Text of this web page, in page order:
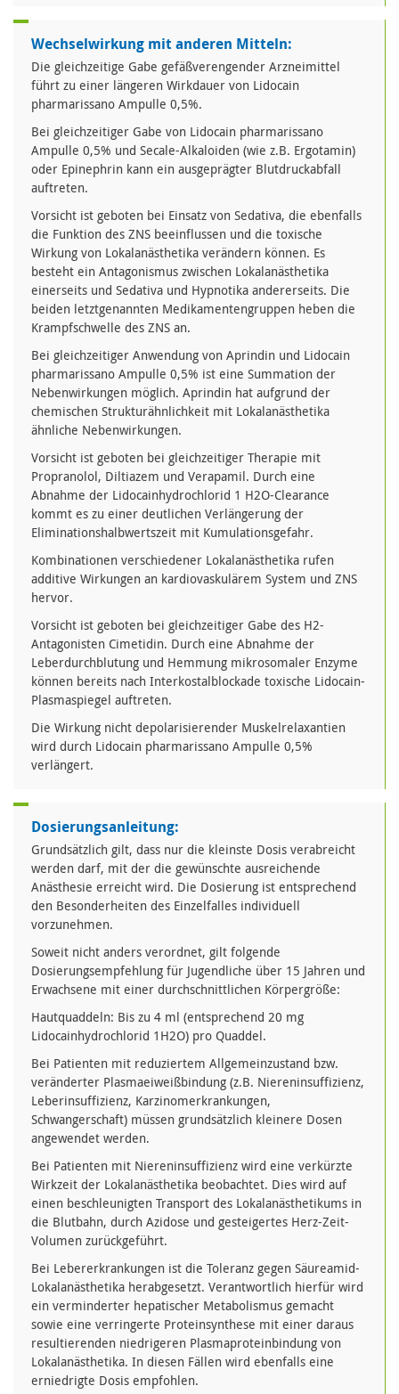
Wechselwirkung mit anderen Mitteln:
Die gleichzeitige Gabe gefäßverengender Arzneimittel
führt zu einer längeren Wirkdauer von Lidocain
pharmarissano Ampulle 0,5%.
Bei gleichzeitiger Gabe von Lidocain pharmarissano
Ampulle 0,5% und Secale-Alkaloiden (wie z.B. Ergotamin)
oder Epinephrin kann ein ausgeprägter Blutdruckabfall
auftreten.
Vorsicht ist geboten bei Einsatz von Sedativa, die ebenfalls
die Funktion des ZNS beeinflussen und die toxische
Wirkung von Lokalanästhetika verändern können. Es
besteht ein Antagonismus zwischen Lokalanästhetika
einerseits und Sedativa und Hypnotika andererseits. Die
beiden letztgenannten Medikamentengruppen heben die
Krampfschwelle des ZNS an.
Bei gleichzeitiger Anwendung von Aprindin und Lidocain
pharmarissano Ampulle 0,5% ist eine Summation der
Nebenwirkungen möglich. Aprindin hat aufgrund der
chemischen Strukturähnlichkeit mit Lokalanästhetika
ähnliche Nebenwirkungen.
Vorsicht ist geboten bei gleichzeitiger Therapie mit
Propranolol, Diltiazem und Verapamil. Durch eine
Abnahme der Lidocainhydrochlorid 1 H2O-Clearance
kommt es zu einer deutlichen Verlängerung der
Eliminationshalbwertszeit mit Kumulationsgefahr.
Kombinationen verschiedener Lokalanästhetika rufen
additive Wirkungen an kardiovaskulärem System und ZNS
hervor.
Vorsicht ist geboten bei gleichzeitiger Gabe des H2-
Antagonisten Cimetidin. Durch eine Abnahme der
Leberdurchblutung und Hemmung mikrosomaler Enzyme
können bereits nach Interkostalblockade toxische Lidocain-
Plasmaspiegel auftreten.
Die Wirkung nicht depolarisierender Muskelrelaxantien
wird durch Lidocain pharmarissano Ampulle 0,5%
verlängert.
Dosierungsanleitung:
Grundsätzlich gilt, dass nur die kleinste Dosis verabreicht
werden darf, mit der die gewünschte ausreichende
Anästhesie erreicht wird. Die Dosierung ist entsprechend
den Besonderheiten des Einzelfalles individuell
vorzunehmen.
Soweit nicht anders verordnet, gilt folgende
Dosierungsempfehlung für Jugendliche über 15 Jahren und
Erwachsene mit einer durchschnittlichen Körpergröße:
Hautquaddeln: Bis zu 4 ml (entsprechend 20 mg
Lidocainhydrochlorid 1H2O) pro Quaddel.
Bei Patienten mit reduziertem Allgemeinzustand bzw.
veränderter Plasmaeiweißbindung (z.B. Niereninsuffizienz,
Leberinsuffizienz, Karzinomerkrankungen,
Schwangerschaft) müssen grundsätzlich kleinere Dosen
angewendet werden.
Bei Patienten mit Niereninsuffizienz wird eine verkürzte
Wirkzeit der Lokalanästhetika beobachtet. Dies wird auf
einen beschleunigten Transport des Lokalanästhetikums in
die Blutbahn, durch Azidose und gesteigertes Herz-Zeit-
Volumen zurückgeführt.
Bei Lebererkrankungen ist die Toleranz gegen Säureamid-
Lokalanästhetika herabgesetzt. Verantwortlich hierfür wird
ein verminderter hepatischer Metabolismus gemacht
sowie eine verringerte Proteinsynthese mit einer daraus
resultierenden niedrigeren Plasmaproteinbindung von
Lokalanästhetika. In diesen Fällen wird ebenfalls eine
erniedrigte Dosis empfohlen.